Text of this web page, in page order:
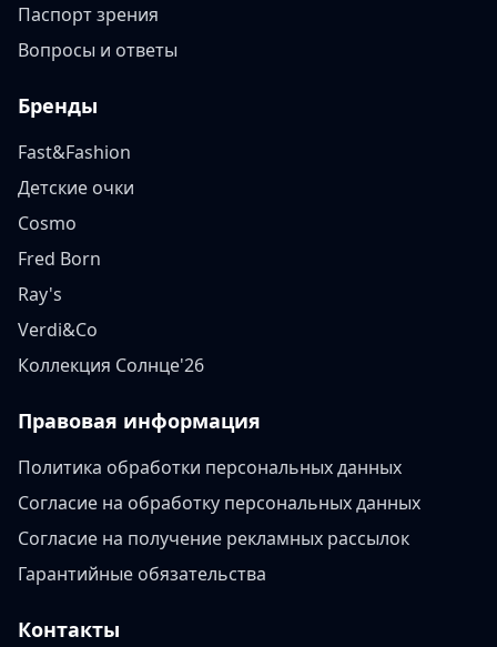
Паспорт зрения
Вопросы и ответы
Бренды
Fast&Fashion
Детские очки
Cosmo
Fred Born
Ray's
Verdi&Co
Коллекция Солнце'26
Правовая информация
Политика обработки персональных данных
Согласие на обработку персональных данных
Согласие на получение рекламных рассылок
Гарантийные обязательства
Контакты